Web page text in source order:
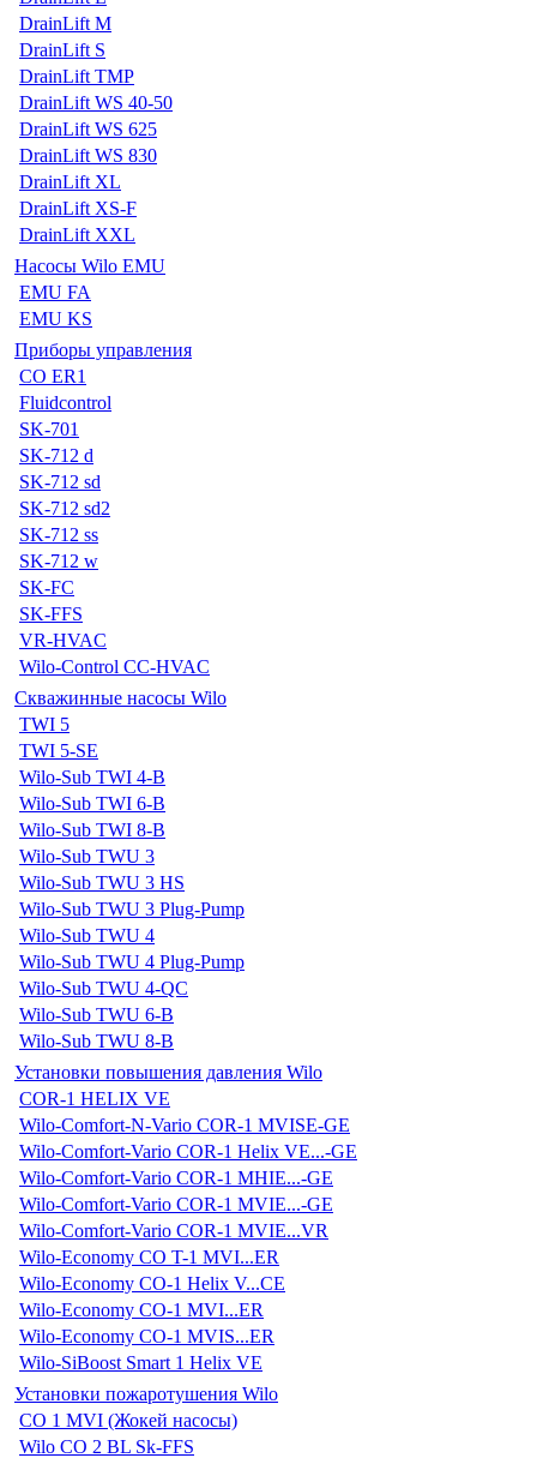
DrainLift M
DrainLift S
DrainLift TMP
DrainLift WS 40-50
DrainLift WS 625
DrainLift WS 830
DrainLift XL
DrainLift XS-F
DrainLift XXL
Насосы Wilo EMU
EMU FA
EMU KS
Приборы управления
CO ER1
Fluidcontrol
SK-701
SK-712 d
SK-712 sd
SK-712 sd2
SK-712 ss
SK-712 w
SK-FC
SK-FFS
VR-HVAC
Wilo-Control CC-HVAC
Скважинные насосы Wilo
TWI 5
TWI 5-SE
Wilo-Sub TWI 4-B
Wilo-Sub TWI 6-B
Wilo-Sub TWI 8-B
Wilo-Sub TWU 3
Wilo-Sub TWU 3 HS
Wilo-Sub TWU 3 Plug-Pump
Wilo-Sub TWU 4
Wilo-Sub TWU 4 Plug-Pump
Wilo-Sub TWU 4-QC
Wilo-Sub TWU 6-B
Wilo-Sub TWU 8-B
Установки повышения давления Wilo
COR-1 HELIX VE
Wilo-Comfort-N-Vario COR-1 MVISE-GE
Wilo-Comfort-Vario COR-1 Helix VE...-GE
Wilo-Comfort-Vario COR-1 MHIE...-GE
Wilo-Comfort-Vario COR-1 MVIE...-GE
Wilo-Comfort-Vario COR-1 MVIE...VR
Wilo-Economy CO T-1 MVI...ER
Wilo-Economy CO-1 Helix V...CE
Wilo-Economy CO-1 MVI...ER
Wilo-Economy CO-1 MVIS...ER
Wilo-SiBoost Smart 1 Helix VE
Установки пожаротушения Wilo
CO 1 MVI (Жокей насосы)
Wilo CO 2 BL Sk-FFS